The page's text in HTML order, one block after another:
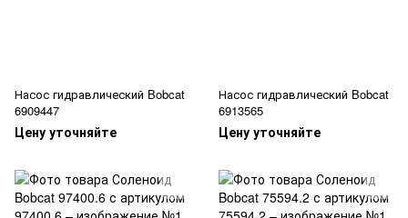
Насос гидравлический Bobcat
6909447
Цену уточняйте
Насос гидравлический Bobcat
6913565
Цену уточняйте